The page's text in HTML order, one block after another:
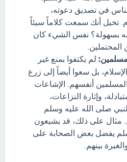
في تصديق دعوته،
تخيل أنك سمعت كلاماً سيئاً
بسهولة؟ نفس الشيء كان
لم يكتفوا بمنع غير
بل سعوا أيضاً إلى زرع
أنفسهم. الإشاعات
وإثارة النزاعات،
صلى الله عليه وسلم
مثال على ذلك، قد يشيعون
يفضل بعض الصحابة على
بينهم.